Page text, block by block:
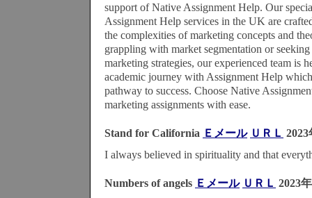
support of Native Assignment Help. Our
Assignment Help services in the UK are
the complexities of marketing concepts and
grappling with market segmentation or
marketing strategies, our experienced team is
academic journey with Assignment Help
pathway to success. Choose Native
marketing assignments with ease.
Stand for California Ｅメール ＵＲＬ 2023
I always believed in spirituality and that
Numbers of angels Ｅメール ＵＲＬ 2023